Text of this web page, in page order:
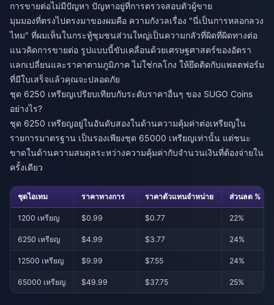
การขายต่อไม่มีปัญหา ปัญหาอยู่ที่การตรวจสอบตัวผู้ขาย
มุมมองที่ตรงไปตรงมาของผมคือ ความกังวลเรื่อง "นี่เป็นการหลอกลวง
ไหม" ที่ผมเห็นในกระทู้ชุมชนส่วนใหญ่เป็นความกลัวที่ผิดที่ผิดทางต่อ
แนวคิดการขายต่อ รูปแบบนี้ขับเคลื่อนด้วยเศรษฐศาสตร์ของอัตรา
แลกเปลี่ยนและราคาตามภูมิภาค ไม่ใช่กลโกง ให้ยึดติดกับแพลตฟอร์ม
ที่มีใบเสร็จแล้วคุณจะปลอดภัย
ชุด 6250 เหรียญเปรียบเทียบกับระดับราคาอื่นๆ ของ SUGO Coins
อย่างไร?
ชุด 6250 เหรียญอยู่ในอันดับสองในด้านความคุ้มค่าต่อเหรียญใน
รายการมาตรฐาน เป็นรองเพียงชุด 65000 เหรียญเท่านั้น แต่ชนะ
ขาดในด้านความสมดุลระหว่างความคุ้มค่ากับจำนวนเงินที่ต้องจ่ายใน
ครั้งเดียว
ชุดไอเทม ราคาทางการ ราคาตัวแทนจำหน่าย ส่วนลด %
1200 เหรียญ $0.99 $0.77 22%
6250 เหรียญ $4.99 $3.77 24%
12500 เหรียญ $9.99 $7.55 24%
65000 เหรียญ $49.99 $37.75 25%